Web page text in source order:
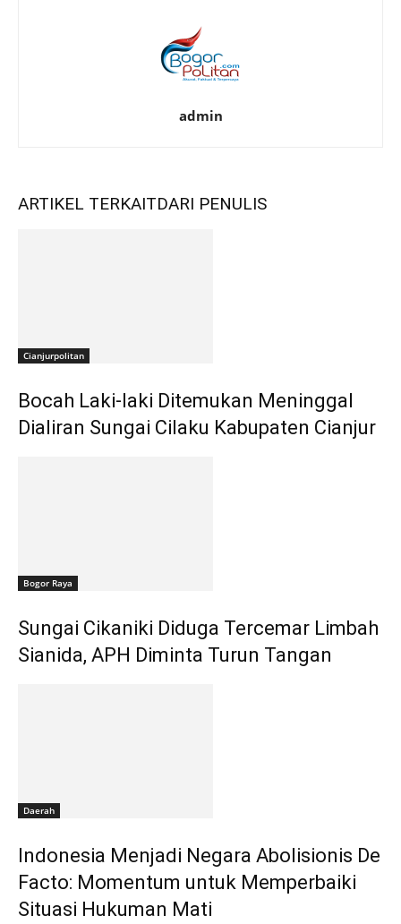
admin
ARTIKEL TERKAITDARI PENULIS
Cianjurpolitan
Bocah Laki-laki Ditemukan Meninggal
Dialiran Sungai Cilaku Kabupaten Cianjur
Bogor Raya
Sungai Cikaniki Diduga Tercemar Limbah
Sianida, APH Diminta Turun Tangan
Daerah
‎Indonesia Menjadi Negara Abolisionis De
Facto: Momentum untuk Memperbaiki
Situasi Hukuman Mati